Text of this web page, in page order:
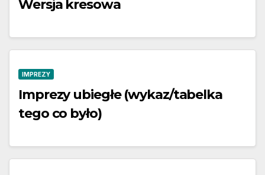
Wersja kresowa
IMPREZY
Imprezy ubiegłe (wykaz/tabelka
tego co było)